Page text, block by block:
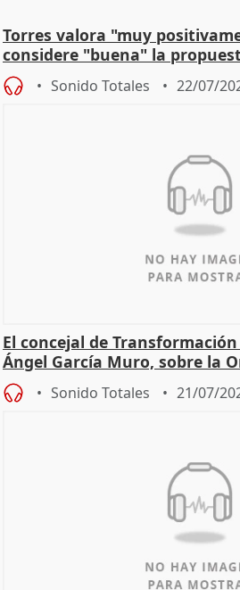
Torres valora "muy
considere "buena" la
Sonido Totales 22/07/
El concejal de
Ángel García Muro, sobre la
Sonido Totales 21/07/